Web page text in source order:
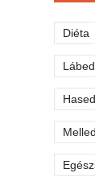
Diéta